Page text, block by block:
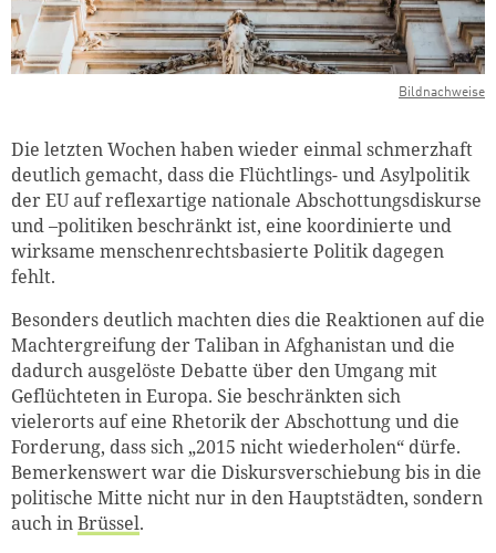
Bildnachweise
Die letzten Wochen haben wieder einmal schmerzhaft
deutlich gemacht, dass die Flüchtlings- und Asylpolitik
der EU auf reflexartige nationale Abschottungsdiskurse
und –politiken beschränkt ist, eine koordinierte und
wirksame menschenrechtsbasierte Politik dagegen
fehlt.
Besonders deutlich machten dies die Reaktionen auf die
Machtergreifung der Taliban in Afghanistan und die
dadurch ausgelöste Debatte über den Umgang mit
Geflüchteten in Europa. Sie beschränkten sich
vielerorts auf eine Rhetorik der Abschottung und die
Forderung, dass sich „2015 nicht wiederholen“ dürfe.
Bemerkenswert war die Diskursverschiebung bis in die
politische Mitte nicht nur in den Hauptstädten, sondern
auch inBrüssel.